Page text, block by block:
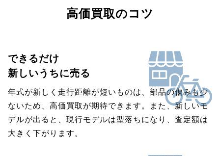
高価買取のコツ
できるだけ
新しいうちに売る
年式が新しく走行距離が短いものは、部品の傷みも少
ないため、高価買取が期待できます。また、新しいモ
デルが出ると、現行モデルは型落ちになり、査定額は
大きく下がります。